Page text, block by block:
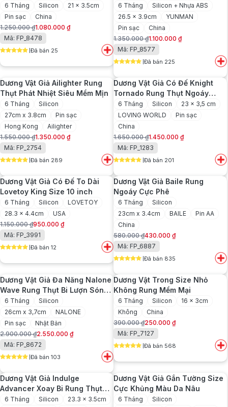
6 Tháng Silicon
21 x 3.5cm
Pin sạc
China
1.250.000₫
Giá
gốc
là:
1.250.000 ₫.
1.080.000 ₫
Giá
hiện
tại
là:
Mã: FP_8478
Đã bán 25
6 Tháng
Silicon + Nhựa ABS
26.5 x 3.9cm
YUNMAN
Pin sạc
China
1.350.000₫
Giá
gốc
là:
1.350.000 ₫.
1.100.000 ₫
Giá
hiện
tại
là:
1.100.000 ₫.
Mã: FP_8577
Đã bán 225
Dương Vật Giả Ailighter Rung
Thụt Phát Nhiệt Siêu Mềm Mịn
6 Tháng
Silicon
27cm x 3.8cm
Pin sạc
Hong Kong
Ailighter
1.550.000₫
Giá
gốc
là:
1.550.000 ₫.
1.350.000 ₫
Giá
hiện
tại
là:
1.350.000 ₫.
Mã: FP_2754
Đã bán 289
Dương Vật Giả Có Đế Knight
Tornado Rung Thụt Ngoáy
Điều Khiển Từ Xa
6 Tháng Silicon
23 x 3,5 cm
LOVING WORLD
Pin sạc
China
1.650.000₫
Giá
gốc
là:
1.650.000 ₫.
1.450.000 ₫
Giá
hiện
tại
là:
1.450.000 ₫.
Mã: FP_1283
Đã bán 201
Dương Vật Giả Có Đế To Dài
Lovetoy King Size 10 inch
6 Tháng Silicon
LOVETOY
28.3 x 4.4cm
USA
1.150.000₫
Giá
gốc
là:
1.150.000 ₫.
950.000 ₫
Giá
hiện
tại
là:
Mã: FP_3991
Đã bán 12
Dương Vật Giả Baile Rung
Ngoáy Cực Phê
6 Tháng
Silicon
23cm x 3.4cm
BAILE
Pin AA
China
580.000₫
Giá
gốc
là:
580.000 ₫.
430.000 ₫
Giá
hiện
tại
là:
430.000 ₫.
Mã: FP_6887
Đã bán 835
Dương Vật Giả Đa Năng Nalone
Wave Rung Thụt Bi Lượn Sóng
Tỏa Nhiệt
6 Tháng
Silicon
26cm x 3,7cm
NALONE
Pin sạc
Nhật Bản
2.900.000₫
Giá
gốc
là:
2.900.000 ₫.
2.550.000 ₫
Giá
hiện
tại
là:
2.550.000 ₫.
Mã: FP_8672
Đã bán 103
Dương Vật Trong Size Nhỏ
Không Rung Mềm Mại
6 Tháng Silicon
16 x 3cm
Không
China
390.000₫
Giá
gốc
là:
390.000 ₫.
250.000 ₫
Giá
hiện
tại
là:
250.000 ₫.
Mã: FP_7127
Đã bán 568
Dương Vật Giả Indulge
Advancer Xoay Bi Rung Thụt
Ngoáy
6 Tháng Silicon
23.3 x 3.5cm
Dương Vật Giả Gắn Tường Size
Cực Khủng Màu Da Nâu
6 Tháng
Silicon